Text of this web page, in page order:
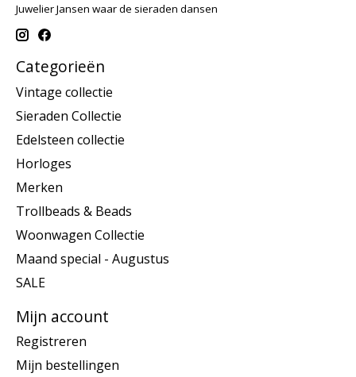
Juwelier Jansen waar de sieraden dansen
Categorieën
Vintage collectie
Sieraden Collectie
Edelsteen collectie
Horloges
Merken
Trollbeads & Beads
Woonwagen Collectie
Maand special - Augustus
SALE
Mijn account
Registreren
Mijn bestellingen